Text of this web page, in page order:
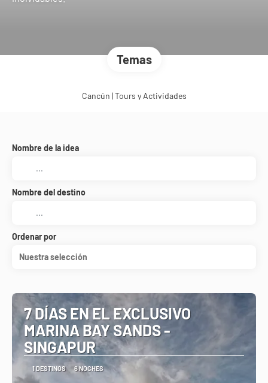
Temas
Cancún | Tours y Actividades
Nombre de la idea
Nombre del destino
Ordenar por
Nuestra selección
7 DÍAS EN EL EXCLUSIVO
MARINA BAY SANDS -
SINGAPUR
1 DESTINOS 6 NOCHES